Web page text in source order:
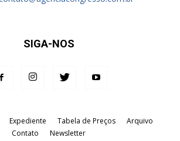
SIGA-NOS
Expediente Tabela de Preços
Arquivo
Contato
Newsletter